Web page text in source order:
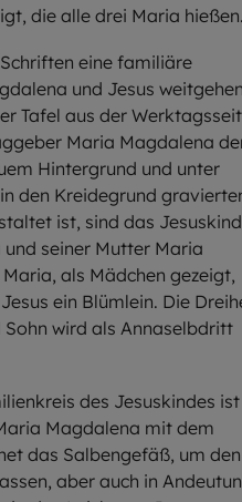
die alle drei Maria
eine familiäre
und Jesus
Tafel aus der
Maria Magdalena
Hintergrund und unter
den Kreidegrund
ist, sind das Jesuskind
seiner Mutter Maria
als Mädchen gezeigt,
ein Blümlein. Die
wird als Annaselbdritt
des Jesuskindes
Magdalena mit dem
das Salbengefäß, um den
aber auch in